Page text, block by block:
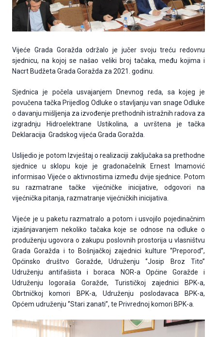
Vijeće Grada Goražda održalo je jučer svoju treću redovnu
sjednicu, na kojoj se našao veliki broj tačaka, među kojima i
Nacrt Budžeta Grada Goražda za 2021. godinu.
Sjednica je počela usvajanjem Dnevnog reda, sa kojeg je
povučena tačka Prijedlog Odluke o stavljanju van snage Odluke
o davanju mišljenja za izvođenje prethodnih istražnih radova za
izgradnju Hidroelektrane Ustikolina, a uvrštena je tačka
Deklaracija Gradskog vijeća Grada Goražda.
Uslijedio je potom Izvještaj o realizaciji zaključaka sa prethodne
sjednice u sklopu koje je gradonačelnik Ernest Imamović
informisao Vijeće o aktivnostima između dvije sjednice. Potom
su razmatrane tačke vijećničke inicijative, odgovori na
vijećnička pitanja, razmatranje vijećničkih inicijativa.
Vijeće je u paketu razmatralo a potom i usvojilo pojedinačnim
izjašnjavanjem nekoliko tačaka koje se odnose na odluke o
produženju ugovora o zakupu poslovnih prostorija u vlasništvu
Grada Goražda i to Bošnjačkoj zajednici kulture ‘’Preporod’’,
Općinsko društvo Goražde, Udruženju ‘’Josip Broz Tito’’
Udruženju antifašista i boraca NOR-a Općine Goražde i
Udruženju logoraša Goražde, Turističkoj zajednici BPK-a,
Obrtničkoj komori BPK-a, Udruženju poslodavaca BPK-a,
Općem udruženju ‘’Stari zanati’’, te Privrednoj komori BPK-a.